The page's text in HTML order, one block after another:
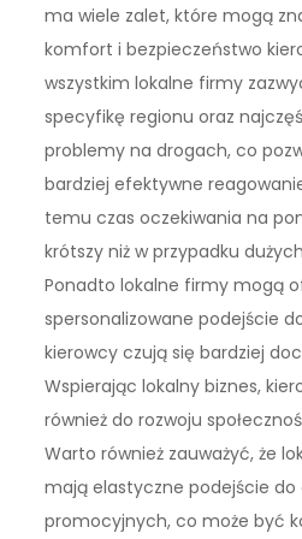
ma wiele zalet, które mogą
komfort i bezpieczeństwo
wszystkim lokalne firmy
specyfikę regionu oraz
problemy na drogach, co
bardziej efektywne
temu czas oczekiwania na
krótszy niż w przypadku
Ponadto lokalne firmy mogą
spersonalizowane podejście
kierowcy czują się bardziej
Wspierając lokalny biznes,
również do rozwoju
Warto również zauważyć, że
mają elastyczne podejście
promocyjnych, co może być